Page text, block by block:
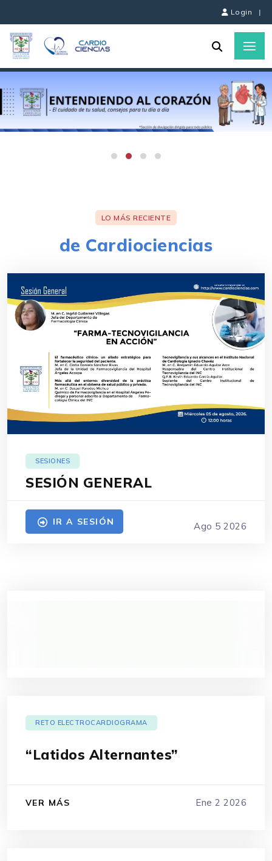
Login |
LO MÁS RECIENTE
de Cardiociencias
SESIONES
SESIÓN GENERAL
IR A SESIÓN Ago 5 2026
RETO ELECTROCARDIOGRAMA
“Latidos Alternantes”
VER MÁS Ene 2 2026